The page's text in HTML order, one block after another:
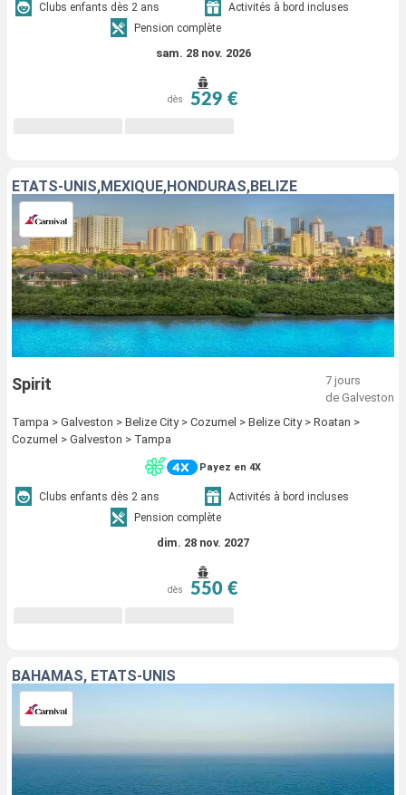
Clubs enfants dès 2 ans
Activités à bord incluses
Pension complète
sam. 28 nov. 2026
dès 529 €
ÉTATS-UNIS,MEXIQUE,HONDURAS,BELIZE
Spirit
7 jours
de Galveston
Tampa > Galveston > Belize City > Cozumel > Belize City > Roatan >
Cozumel > Galveston > Tampa
Payez en 4X
Clubs enfants dès 2 ans
Activités à bord incluses
Pension complète
dim. 28 nov. 2027
dès 550 €
BAHAMAS, ÉTATS-UNIS